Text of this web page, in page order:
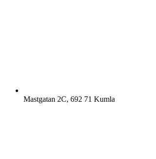
Mastgatan 2C, 692 71 Kumla